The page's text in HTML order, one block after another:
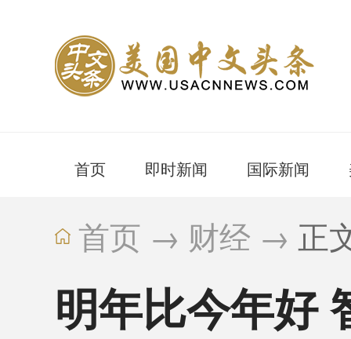
首页 即时新闻 国际新闻
首页 → 财经 → 正
明年比今年好